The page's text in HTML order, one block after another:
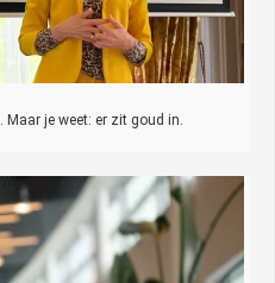
je weet: er zit goud in.